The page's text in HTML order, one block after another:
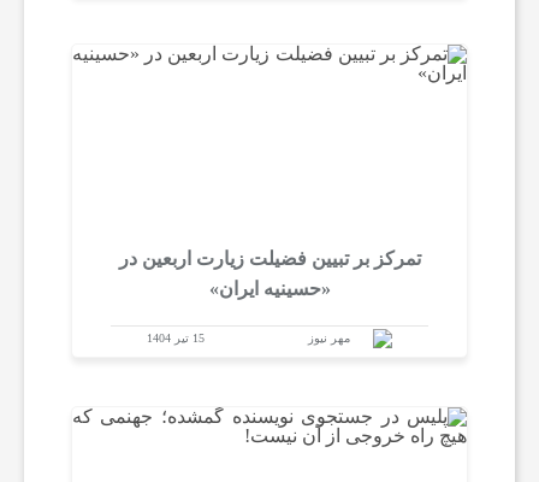
تمرکز بر تبیین فضیلت زیارت اربعین در
«حسینیه ایران»
مهر نیوز 15 تیر 1404